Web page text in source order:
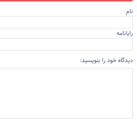
نام
رایانامه
دیدگاه خود را بنویسید: